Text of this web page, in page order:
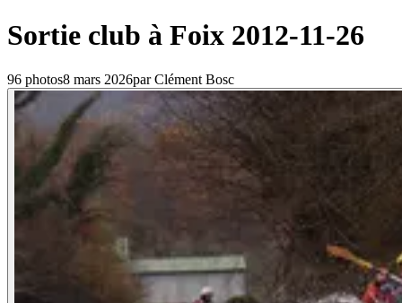
Sortie club à Foix 2012-11-26
96 photos8 mars 2026parClément Bosc